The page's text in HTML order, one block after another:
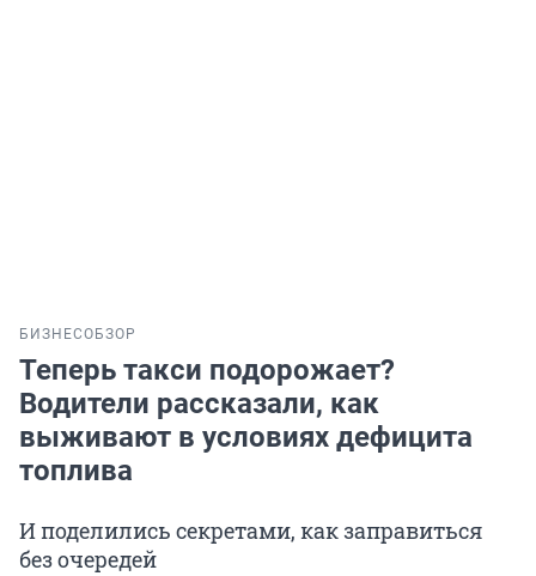
БИЗНЕСОБЗОР
Теперь такси подорожает?
Водители рассказали, как
выживают в условиях дефицита
топлива
И поделились секретами, как заправиться
без очередей